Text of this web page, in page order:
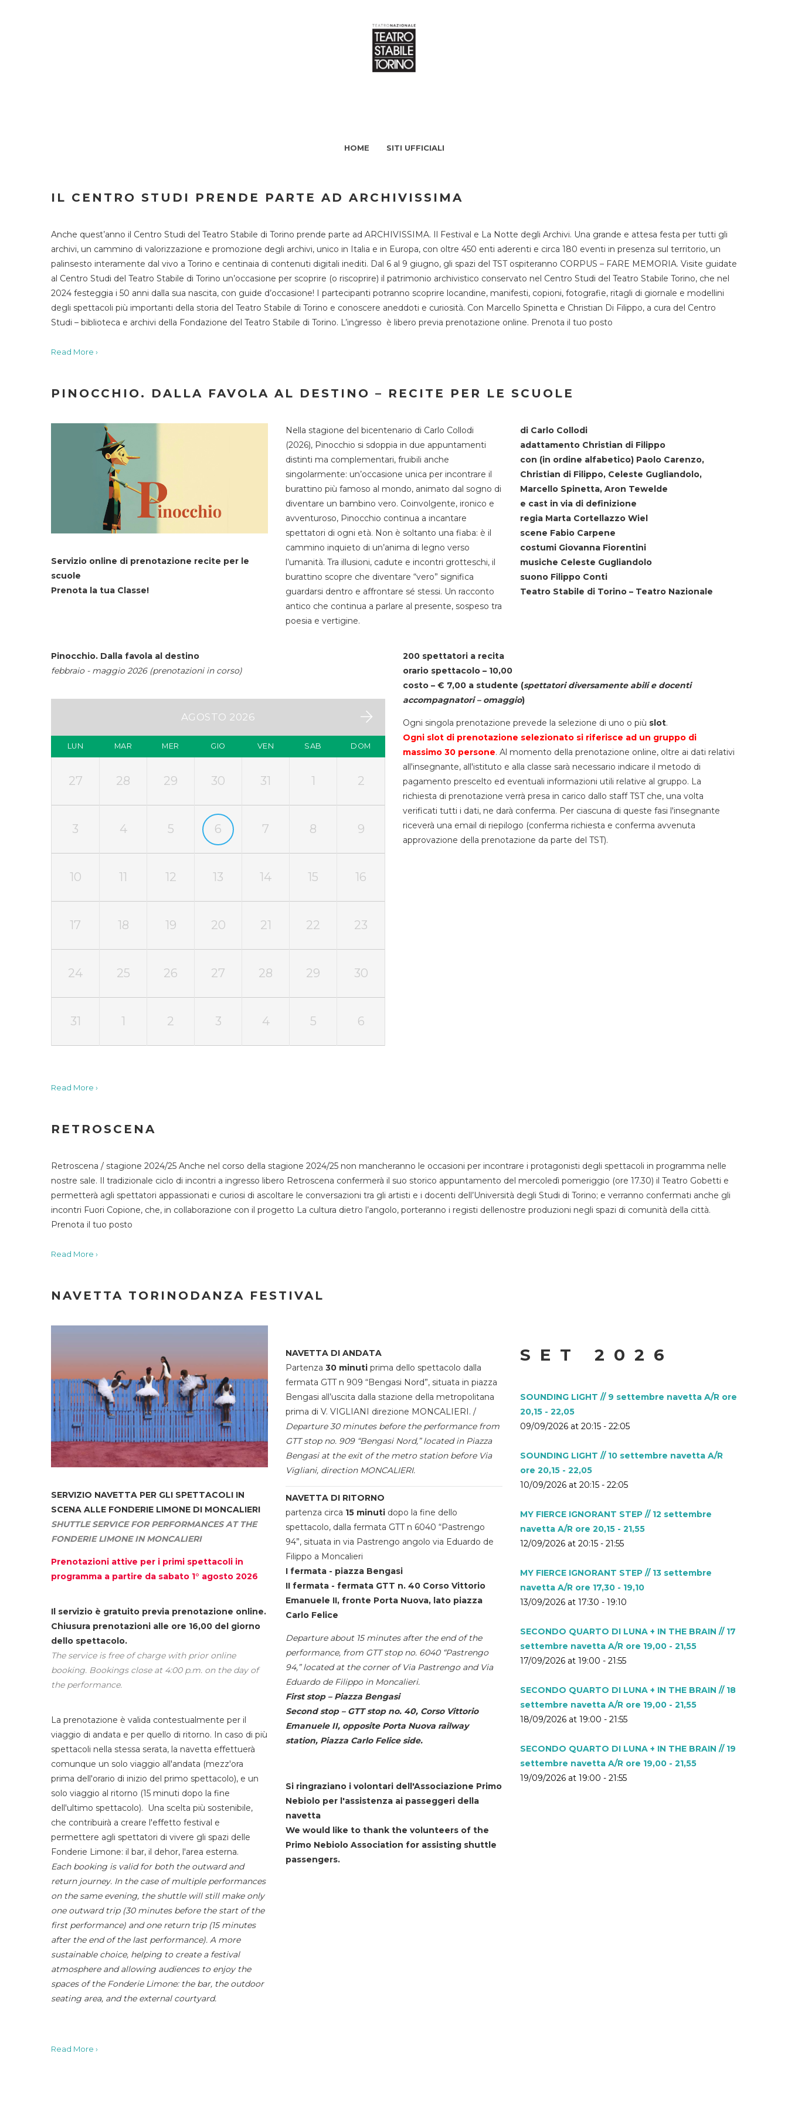
HOME SITI UFFICIALI
IL CENTRO STUDI PRENDE PARTE AD ARCHIVISSIMA
Anche quest’anno il Centro Studi del Teatro Stabile di Torino prende parte ad ARCHIVISSIMA. Il Festival e La Notte degli Archivi. Una grande e attesa festa per tutti gli
archivi, un cammino di valorizzazione e promozione degli archivi, unico in Italia e in Europa, con oltre 450 enti aderenti e circa 180 eventi in presenza sul territorio, un
palinsesto interamente dal vivo a Torino e centinaia di contenuti digitali inediti. Dal 6 al 9 giugno, gli spazi del TST ospiteranno CORPUS – FARE MEMORIA. Visite guidate
al Centro Studi del Teatro Stabile di Torino un’occasione per scoprire (o riscoprire) il patrimonio archivistico conservato nel Centro Studi del Teatro Stabile Torino, che nel
2024 festeggia i 50 anni dalla sua nascita, con guide d’occasione! I partecipanti potranno scoprire locandine, manifesti, copioni, fotografie, ritagli di giornale e modellini
degli spettacoli più importanti della storia del Teatro Stabile di Torino e conoscere aneddoti e curiosità. Con Marcello Spinetta e Christian Di Filippo, a cura del Centro
Studi – biblioteca e archivi della Fondazione del Teatro Stabile di Torino. L’ingresso è libero previa prenotazione online. Prenota il tuo posto
Read More ›
PINOCCHIO. DALLA FAVOLA AL DESTINO – RECITE PER LE SCUOLE
Servizio online di prenotazione recite per le
scuole
Prenota la tua Classe!
Nella stagione del bicentenario di Carlo Collodi
(2026), Pinocchio si sdoppia in due appuntamenti
distinti ma complementari, fruibili anche
singolarmente: un’occasione unica per incontrare il
burattino più famoso al mondo, animato dal sogno di
diventare un bambino vero. Coinvolgente, ironico e
avventuroso, Pinocchio continua a incantare
spettatori di ogni età. Non è soltanto una fiaba: è il
cammino inquieto di un’anima di legno verso
l’umanità. Tra illusioni, cadute e incontri grotteschi, il
burattino scopre che diventare “vero” significa
guardarsi dentro e affrontare sé stessi. Un racconto
antico che continua a parlare al presente, sospeso tra
poesia e vertigine.
di Carlo Collodi
adattamento Christian di Filippo
con (in ordine alfabetico) Paolo Carenzo,
Christian di Filippo, Celeste Gugliandolo,
Marcello Spinetta, Aron Tewelde
e cast in via di definizione
regia Marta Cortellazzo Wiel
scene Fabio Carpene
costumi Giovanna Fiorentini
musiche Celeste Gugliandolo
suono Filippo Conti
Teatro Stabile di Torino – Teatro Nazionale
Pinocchio. Dalla favola al destino
febbraio - maggio 2026 (prenotazioni in corso)
AGOSTO 2026
LUN MAR MER GIO VEN SAB DOM
27 28 29 30 31 1 2
3 4 5 6 7 8 9
10 11 12 13 14 15 16
17 18 19 20 21 22 23
24 25 26 27 28 29 30
31 1 2 3 4 5 6
200 spettatori a recita
orario spettacolo – 10,00
costo – € 7,00 a studente (spettatori diversamente abili e docenti
accompagnatori – omaggio)
Ogni singola prenotazione prevede la selezione di uno o più slot.
Ogni slot di prenotazione selezionato si riferisce ad un gruppo di
massimo 30 persone. Al momento della prenotazione online, oltre ai dati relativi
all'insegnante, all'istituto e alla classe sarà necessario indicare il metodo di
pagamento prescelto ed eventuali informazioni utili relative al gruppo. La
richiesta di prenotazione verrà presa in carico dallo staff TST che, una volta
verificati tutti i dati, ne darà conferma. Per ciascuna di queste fasi l'insegnante
riceverà una email di riepilogo (conferma richiesta e conferma avvenuta
approvazione della prenotazione da parte del TST).
Read More ›
RETROSCENA
Retroscena / stagione 2024/25 Anche nel corso della stagione 2024/25 non mancheranno le occasioni per incontrare i protagonisti degli spettacoli in programma nelle
nostre sale. Il tradizionale ciclo di incontri a ingresso libero Retroscena confermerà il suo storico appuntamento del mercoledì pomeriggio (ore 17.30) il Teatro Gobetti e
permetterà agli spettatori appassionati e curiosi di ascoltare le conversazioni tra gli artisti e i docenti dell’Università degli Studi di Torino; e verranno confermati anche gli
incontri Fuori Copione, che, in collaborazione con il progetto La cultura dietro l’angolo, porteranno i registi dellenostre produzioni negli spazi di comunità della città.
Prenota il tuo posto
Read More ›
NAVETTA TORINODANZA FESTIVAL
SERVIZIO NAVETTA PER GLI SPETTACOLI IN
SCENA ALLE FONDERIE LIMONE DI MONCALIERI
SHUTTLE SERVICE FOR PERFORMANCES AT THE
FONDERIE LIMONE IN MONCALIERI
Prenotazioni attive per i primi spettacoli in
programma a partire da sabato 1° agosto 2026
Il servizio è gratuito previa prenotazione online.
Chiusura prenotazioni alle ore 16,00 del giorno
dello spettacolo.
The service is free of charge with prior online
booking. Bookings close at 4:00 p.m. on the day of
the performance.
La prenotazione è valida contestualmente per il
viaggio di andata e per quello di ritorno. In caso di più
spettacoli nella stessa serata, la navetta effettuerà
comunque un solo viaggio all'andata (mezz'ora
prima dell'orario di inizio del primo spettacolo), e un
solo viaggio al ritorno (15 minuti dopo la fine
dell'ultimo spettacolo). Una scelta più sostenibile,
che contribuirà a creare l'effetto festival e
permettere agli spettatori di vivere gli spazi delle
Fonderie Limone: il bar, il dehor, l'area esterna.
Each booking is valid for both the outward and
return journey. In the case of multiple performances
on the same evening, the shuttle will still make only
one outward trip (30 minutes before the start of the
first performance) and one return trip (15 minutes
after the end of the last performance). A more
sustainable choice, helping to create a festival
atmosphere and allowing audiences to enjoy the
spaces of the Fonderie Limone: the bar, the outdoor
seating area, and the external courtyard.
NAVETTA DI ANDATA
Partenza 30 minuti prima dello spettacolo dalla
fermata GTT n 909 “Bengasi Nord”, situata in piazza
Bengasi all’uscita dalla stazione della metropolitana
prima di V. VIGLIANI direzione MONCALIERI. /
Departure 30 minutes before the performance from
GTT stop no. 909 “Bengasi Nord,” located in Piazza
Bengasi at the exit of the metro station before Via
Vigliani, direction MONCALIERI.
NAVETTA DI RITORNO
partenza circa 15 minuti dopo la fine dello
spettacolo, dalla fermata GTT n 6040 “Pastrengo
94”, situata in via Pastrengo angolo via Eduardo de
Filippo a Moncalieri
I fermata - piazza Bengasi
II fermata - fermata GTT n. 40 Corso Vittorio
Emanuele II, fronte Porta Nuova, lato piazza
Carlo Felice
Departure about 15 minutes after the end of the
performance, from GTT stop no. 6040 “Pastrengo
94,” located at the corner of Via Pastrengo and Via
Eduardo de Filippo in Moncalieri.
First stop – Piazza Bengasi
Second stop – GTT stop no. 40, Corso Vittorio
Emanuele II, opposite Porta Nuova railway
station, Piazza Carlo Felice side.
Si ringraziano i volontari dell'Associazione Primo
Nebiolo per l'assistenza ai passeggeri della
navetta
We would like to thank the volunteers of the
Primo Nebiolo Association for assisting shuttle
passengers.
SET 2026
SOUNDING LIGHT // 9 settembre navetta A/R ore
20,15 - 22,05
09/09/2026 at 20:15 - 22:05
SOUNDING LIGHT // 10 settembre navetta A/R
ore 20,15 - 22,05
10/09/2026 at 20:15 - 22:05
MY FIERCE IGNORANT STEP // 12 settembre
navetta A/R ore 20,15 - 21,55
12/09/2026 at 20:15 - 21:55
MY FIERCE IGNORANT STEP // 13 settembre
navetta A/R ore 17,30 - 19,10
13/09/2026 at 17:30 - 19:10
SECONDO QUARTO DI LUNA + IN THE BRAIN // 17
settembre navetta A/R ore 19,00 - 21,55
17/09/2026 at 19:00 - 21:55
SECONDO QUARTO DI LUNA + IN THE BRAIN // 18
settembre navetta A/R ore 19,00 - 21,55
18/09/2026 at 19:00 - 21:55
SECONDO QUARTO DI LUNA + IN THE BRAIN // 19
settembre navetta A/R ore 19,00 - 21,55
19/09/2026 at 19:00 - 21:55
Read More ›